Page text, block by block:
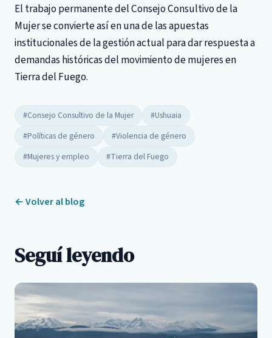
El trabajo permanente del Consejo Consultivo de la
Mujer se convierte así en una de las apuestas
institucionales de la gestión actual para dar respuesta a
demandas históricas del movimiento de mujeres en
Tierra del Fuego.
#Consejo Consultivo de la Mujer
#Ushuaia
#Políticas de género
#Violencia de género
#Mujeres y empleo
#Tierra del Fuego
← Volver al blog
Seguí leyendo